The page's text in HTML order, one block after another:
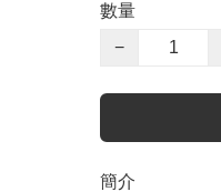
數量
−
簡介